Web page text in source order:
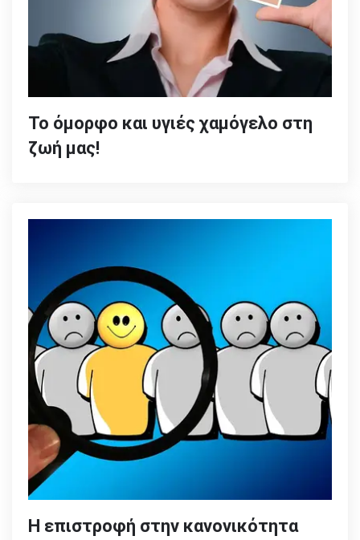
Το όμορφο και υγιές χαμόγελο στη
ζωή μας!
Η επιστροφή στην κανονικότητα